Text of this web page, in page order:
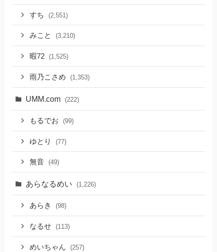
すち (2,551)
みこと (3,210)
暇72 (1,525)
雨乃こさめ (1,353)
UMM.com (222)
もるでお (99)
ゆとり (77)
無音 (49)
あらなるめい (1,226)
あらき (98)
なるせ (113)
めいちゃん (257)